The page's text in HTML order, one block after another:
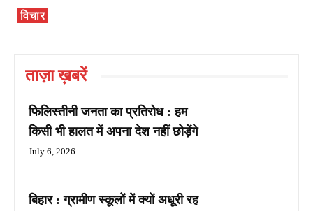
विचार
ताज़ा ख़बरें
फिलिस्तीनी जनता का प्रतिरोध : हम
किसी भी हालत में अपना देश नहीं छोड़ेंगे
July 6, 2026
बिहार : ग्रामीण स्कूलों में क्यों अधूरी रह